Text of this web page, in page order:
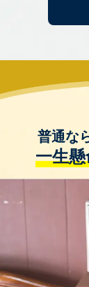
普通な
一生